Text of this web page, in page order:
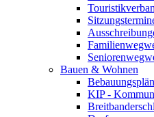
Bauen & Wohnen
KIP -